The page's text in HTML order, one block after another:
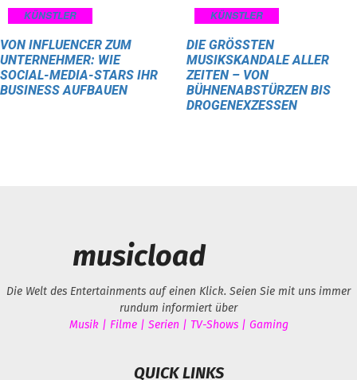
KÜNSTLER
VON INFLUENCER ZUM
UNTERNEHMER: WIE
SOCIAL-MEDIA-STARS IHR
BUSINESS AUFBAUEN
KÜNSTLER
DIE GRÖSSTEN M
USIKSKANDALE ALLER Z
EITEN – VON B
ÜHNENABSTÜRZEN BIS D
ROGENEXZESSEN
musicload
Die Welt des Entertainments auf einen Klick. Seien Sie mit uns immer
rundum informiert über
Musik | Filme | Serien | TV-Shows | Gaming
QUICK LINKS